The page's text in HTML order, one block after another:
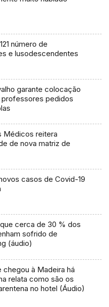
número de
e lusodescendentes
garante colocação
pedidos
Médicos reitera
de nova matriz de
casos de Covid-19
cerca de 30 % dos
sofrido de
(áudio)
chegou à Madeira há
relata como são os
no hotel (Áudio)